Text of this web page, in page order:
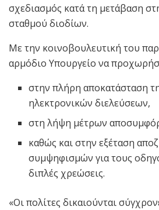
σχεδιασμός κατά τη μετάβαση
σταθμού διοδίων.
Με την κοινοβουλευτική του
αρμόδιο Υπουργείο να
στην πλήρη αποκατάσταση
ηλεκτρονικών διελεύσεων,
στη λήψη μέτρων
καθώς και στην εξέταση
συμψηφισμών για τους
διπλές χρεώσεις.
«Οι πολίτες δικαιούνται